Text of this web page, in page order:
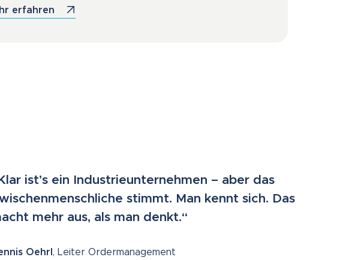
erfahren
ist’s ein Industrieunternehmen – aber das
stimmt. Man kennt sich. Das
mehr aus, als man denkt.“
Oehrl , Leiter Ordermanagement